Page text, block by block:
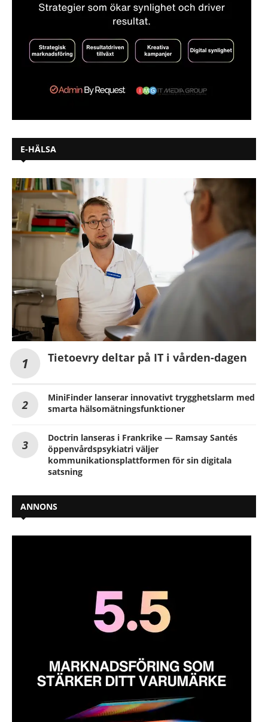
E-HÄLSA
Tietoevry deltar på IT i vården-dagen
MiniFinder lanserar innovativt trygghetslarm med
smarta hälsomätningsfunktioner
Doctrin lanseras i Frankrike — Ramsay Santés
öppenvårdspsykiatri väljer
kommunikationsplattformen för sin digitala
satsning
ANNONS